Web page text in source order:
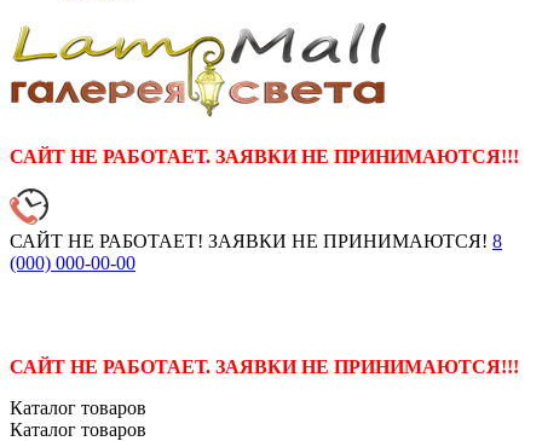
САЙТ НЕ РАБОТАЕТ. ЗАЯВКИ НЕ ПРИНИМАЮТСЯ!!!
САЙТ НЕ РАБОТАЕТ! ЗАЯВКИ НЕ ПРИНИМАЮТСЯ! 8
(000) 000-00-00
САЙТ НЕ РАБОТАЕТ. ЗАЯВКИ НЕ ПРИНИМАЮТСЯ!!!
Каталог товаров
Каталог товаров